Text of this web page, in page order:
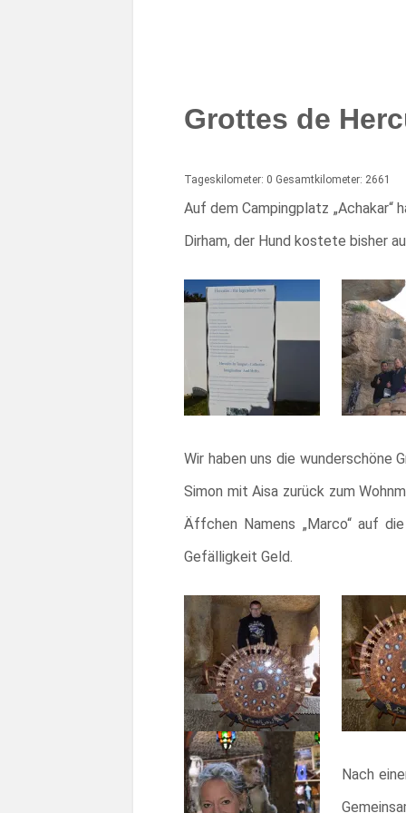
Grottes de
Tageskilometer: 0 Gesamtkilometer: 2661
Auf dem Campingplatz
Dirham, der Hund kostete bisher
Wir haben uns die
Simon mit Aisa zurück zum
Äffchen Namens „Marco“ auf
Gefälligkeit Geld.
Nach